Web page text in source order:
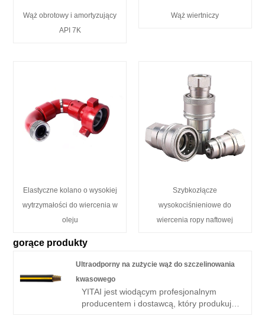
Wąż obrotowy i amortyzujący
API 7K
Wąż wiertniczy
Elastyczne kolano o wysokiej
wytrzymałości do wiercenia w
oleju
Szybkozłącze
wysokociśnieniowe do
wiercenia ropy naftowej
gorące produkty
Ultraodporny na zużycie wąż do szczelinowania
kwasowego
YITAI jest wiodącym profesjonalnym
producentem i dostawcą, który produkuje